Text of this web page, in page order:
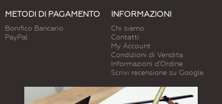
METODI DI PAGAMENTO
Bonifico Bancario
PayPal
INFORMAZIONI
Chi siamo
Contatti
My Account
Condizioni di Vendita
Informazioni d'Ordine
Scrivi recensione su Google